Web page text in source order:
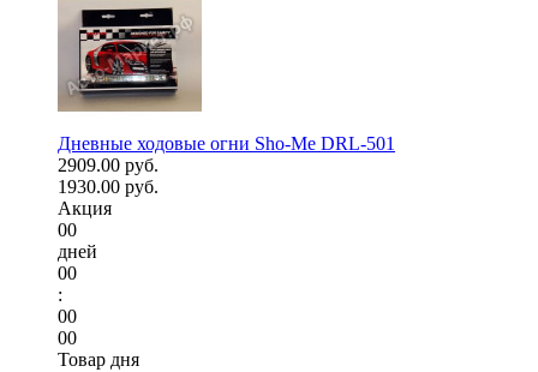
Дневные ходовые огни Sho-Me DRL-501
2909.00 руб.
1930.00 руб.
Акция
00
дней
00
:
00
00
Товар дня